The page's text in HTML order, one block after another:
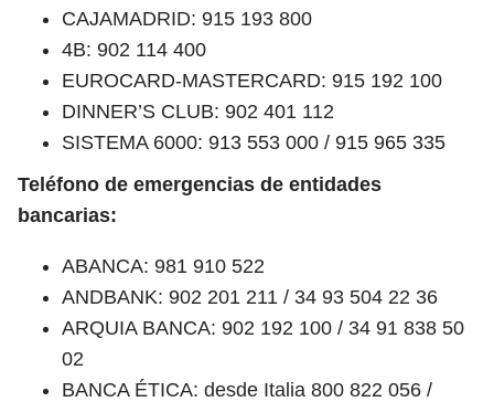
CAJAMADRID: 915 193 800
4B: 902 114 400
EUROCARD-MASTERCARD: 915 192 100
DINNER’S CLUB: 902 401 112
SISTEMA 6000: 913 553 000 / 915 965 335
Teléfono de emergencias de entidades
bancarias:
ABANCA: 981 910 522
ANDBANK: 902 201 211 / 34 93 504 22 36
ARQUIA BANCA: 902 192 100 / 34 91 838 50
02
BANCA ÉTICA: desde Italia 800 822 056 /